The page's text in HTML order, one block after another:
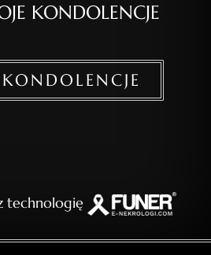
KONDOLENCJE
technologię